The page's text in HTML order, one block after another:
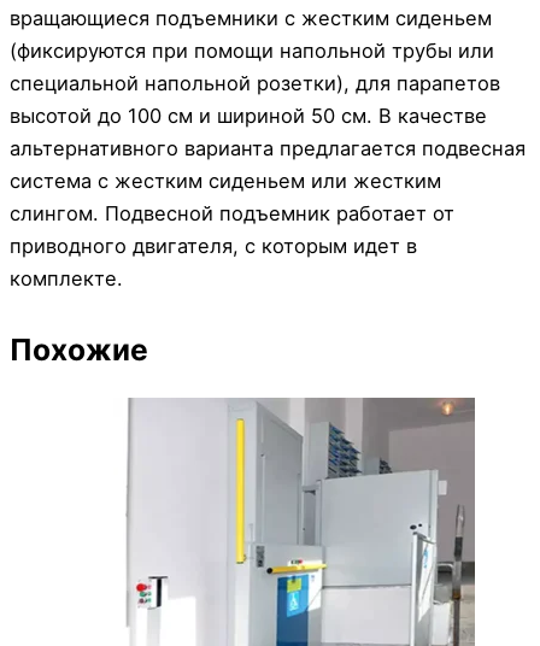
вращающиеся подъемники с жестким сиденьем
(фиксируются при помощи напольной трубы или
специальной напольной розетки), для парапетов
высотой до 100 см и шириной 50 см. В качестве
альтернативного варианта предлагается подвесная
система с жестким сиденьем или жестким
слингом. Подвесной подъемник работает от
приводного двигателя, с которым идет в
комплекте.
Похожие